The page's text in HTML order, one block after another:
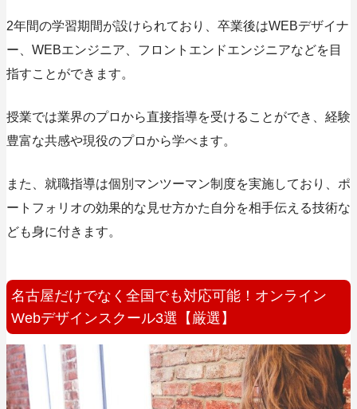
2年間の学習期間が設けられており、卒業後はWEBデザイナ
ー、WEBエンジニア、フロントエンドエンジニアなどを目
指すことができます。
授業では業界のプロから直接指導を受けることができ、経験
豊富な共感や現役のプロから学べます。
また、就職指導は個別マンツーマン制度を実施しており、ポ
ートフォリオの効果的な見せ方かた自分を相手伝える技術な
ども身に付きます。
名古屋だけでなく全国でも対応可能！オンライン
Webデザインスクール3選【厳選】